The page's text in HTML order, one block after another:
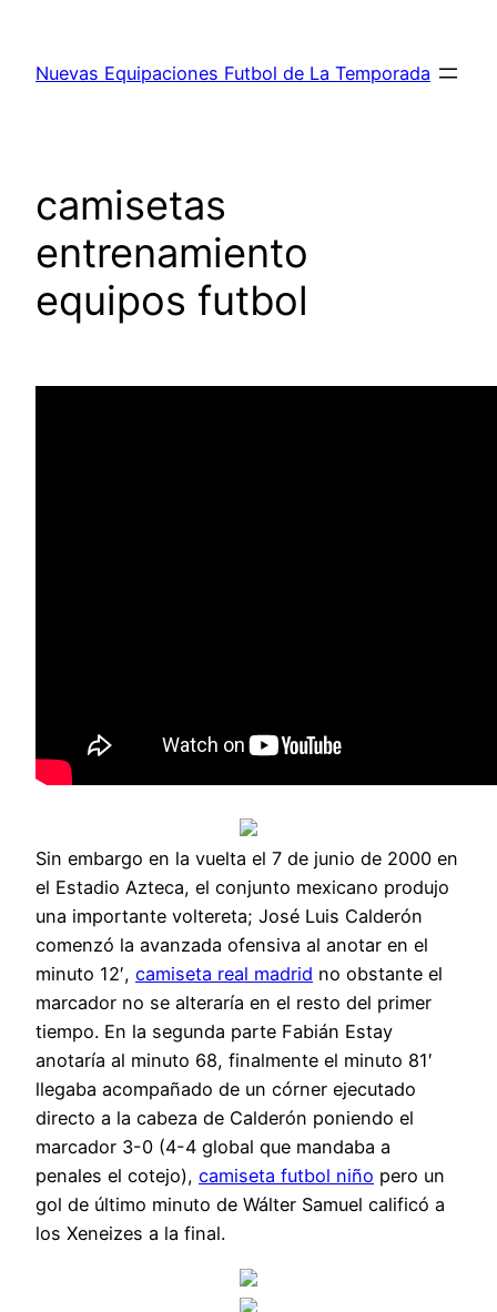
contenido
Nuevas Equipaciones Futbol de La Temporada
camisetas
entrenamiento
equipos futbol
Sin embargo en la vuelta el 7 de junio de 2000 en
el Estadio Azteca, el conjunto mexicano produjo
una importante voltereta; José Luis Calderón
comenzó la avanzada ofensiva al anotar en el
minuto 12′, camiseta real madrid no obstante el
marcador no se alteraría en el resto del primer
tiempo. En la segunda parte Fabián Estay
anotaría al minuto 68, finalmente el minuto 81′
llegaba acompañado de un córner ejecutado
directo a la cabeza de Calderón poniendo el
marcador 3-0 (4-4 global que mandaba a
penales el cotejo), camiseta futbol niño pero un
gol de último minuto de Wálter Samuel calificó a
los Xeneizes a la final.